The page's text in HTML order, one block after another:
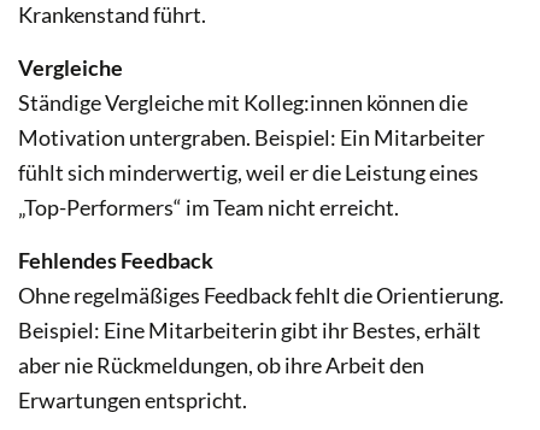
Krankenstand führt.
Vergleiche
Ständige Vergleiche mit Kolleg:innen können die
Motivation untergraben. Beispiel: Ein Mitarbeiter
fühlt sich minderwertig, weil er die Leistung eines
„Top-Performers“ im Team nicht erreicht.
Fehlendes Feedback
Ohne regelmäßiges Feedback fehlt die Orientierung.
Beispiel: Eine Mitarbeiterin gibt ihr Bestes, erhält
aber nie Rückmeldungen, ob ihre Arbeit den
Erwartungen entspricht.